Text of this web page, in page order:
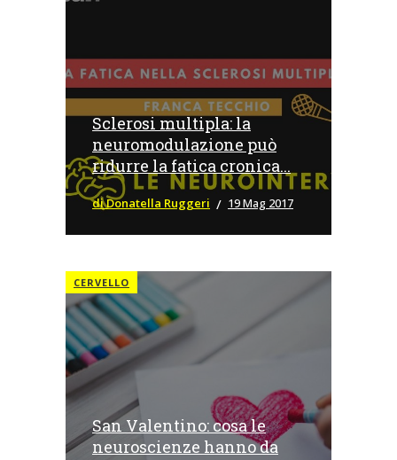
Sclerosi multipla: la
neuromodulazione può
ridurre la fatica cronica...
di Donatella Ruggeri 19 Mag 2017
CERVELLO
San Valentino: cosa le
neuroscienze hanno da